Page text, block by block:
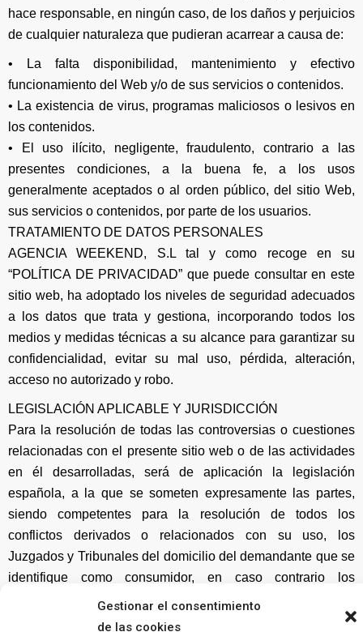
Gestionar el consentimiento
de las cookies
hace responsable, en ningún caso, de los daños y perjuicios
de cualquier naturaleza que pudieran acarrear a causa de:
• La falta disponibilidad, mantenimiento y efectivo
funcionamiento del Web y/o de sus servicios o contenidos.
• La existencia de virus, programas maliciosos o lesivos en
los contenidos.
• El uso ilícito, negligente, fraudulento, contrario a las
presentes condiciones, a la buena fe, a los usos
generalmente aceptados o al orden público, del sitio Web,
sus servicios o contenidos, por parte de los usuarios.
TRATAMIENTO DE DATOS PERSONALES
AGENCIA WEEKEND, S.L tal y como recoge en su
“POLÍTICA DE PRIVACIDAD” que puede consultar en este
sitio web, ha adoptado los niveles de seguridad adecuados
a los datos que trata y gestiona, incorporando todos los
medios y medidas técnicas a su alcance para garantizar su
confidencialidad, evitar su mal uso, pérdida, alteración,
acceso no autorizado y robo.
LEGISLACIÓN APLICABLE Y JURISDICCIÓN
Para la resolución de todas las controversias o cuestiones
relacionadas con el presente sitio web o de las actividades
en él desarrolladas, será de aplicación la legislación
española, a la que se someten expresamente las partes,
siendo competentes para la resolución de todos los
conflictos derivados o relacionados con su uso, los
Juzgados y Tribunales del domicilio del demandante que se
identifique como consumidor, en caso contrario los
Juzgados y Tribunales competentes serán los de la ciudad
de Murcia (España)